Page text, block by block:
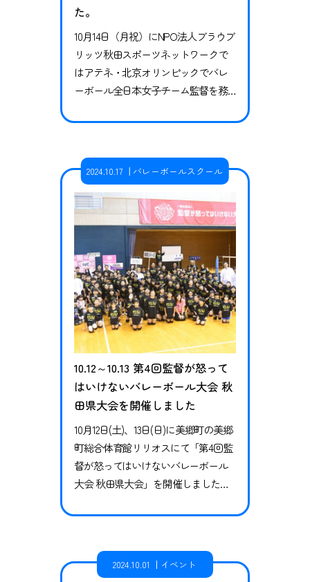
た。
10月14日（月祝）にNPO法人ブラウブ
リッツ秋田スポーツネットワークで
はアテネ・北京オリンピックでバレ
ーボール全日本女子チーム監督を務
ネットワークの理事長としてご活躍
演会を行いました。 当日はバレーボ
ールの指導者や保護者の方を中心に
約60名の方にご参加をいただきまし
た。講演会の中では過去に指導にあ
たっていた中で大事にしていたこ
と、日…
2024.10.17 バレーボールスクール
10.12～10.13 第4回監督が怒って
はいけないバレーボール大会 秋
田県大会を開催しました
10月12日(土)、13日(日)に美郷町の美郷
町総合体育館リリオスにて「第4回監
督が怒ってはいけないバレーボール
大会 秋田県大会」を開催しました。
大会はバレーボール元日本代表の益
ちがスポーツを最大限楽しむこと
や、子どもたちに対する指導現場か
2024.10.01 イベント